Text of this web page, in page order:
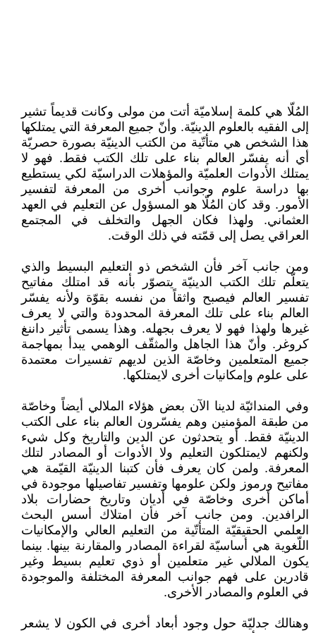
المُلّا هي كلمة إسلاميّة أتت من مولى وكانت قديماً تشير
إلى الفقيه بالعلوم الدينيّة. وأنّ جميع المعرفة التي يمتلكها
هذا الشخص هي متأتّية من الكتب الدينيّة بصورة حصريّة
أي أنه يفسّر العالم بناء على تلك الكتب فقط. فهو لا
يمتلك الأدوات العلميّة والمؤهلات الدراسيّة لكي يستطيع
بها دراسة علوم وجوانب أخرى من المعرفة لتفسير
الأمور. وقد كان المُلّا هو المسؤول عن التعليم في العهد
العثماني. ولهذا فكان الجهل والتخلف في المجتمع
العراقي يصل إلى قمّته في ذلك الوقت.
ومن جانب آخر فأن الشخص ذو التعليم البسيط والذي
يتعلّم تلك الكتب الدينيّة يتصوّر بأنه قد امتلك مفاتيح
تفسير العالم فيصبح واثقاً من نفسه بقوّة ولأنه يفسّر
العالم بناء على تلك المعرفة المحدودة والتي لا يعرف
غيرها ولهذا فهو لا يعرف بجهله. وهذا يسمى تأثير داننغ
كروغر. وأنّ هذا الجاهل والمثقّف الوهمي يبدأ بمهاجمة
جميع المتعلمين وخاصّة الذين لديهم تفسيرات معتمدة
على علوم وإمكانيات أخرى لايمتلكها.
وفي المندائيّة لدينا الآن بعض هؤلاء الملالي أيضاً وخاصّة
من طبقة المؤمنين وهم يفسّرون العالم بناء على الكتب
الدينيّة فقط. أو يتحدثون عن الدين والتاريخ وكل شيء
ولكنهم لايمتلكون التعليم ولا الأدوات أو المصادر لتلك
المعرفة. ولمن كان يعرف فأن كتبنا الدينيّة القيّمة هي
مفاتيح ورموز ولكن علومها وتفسير تفاصيلها موجودة في
أماكن أخرى وخاصّة في أديان وتاريخ حضارات بلاد
الرافدين. ومن جانب آخر فأن امتلاك أسس البحث
العلمي الحقيقيّة المتأتّية من التعليم العالي والإمكانيات
اللّغوية هي أساسيّة لقراءة المصادر والمقارنة بينها. بينما
يكون الملالي غير متعلمين أو ذوي تعليم بسيط وغير
قادرين على فهم جوانب المعرفة المختلفة والموجودة
في العلوم والمصادر الأخرى.
وهنالك جدليّة حول وجود أبعاد أخرى في الكون لا يشعر